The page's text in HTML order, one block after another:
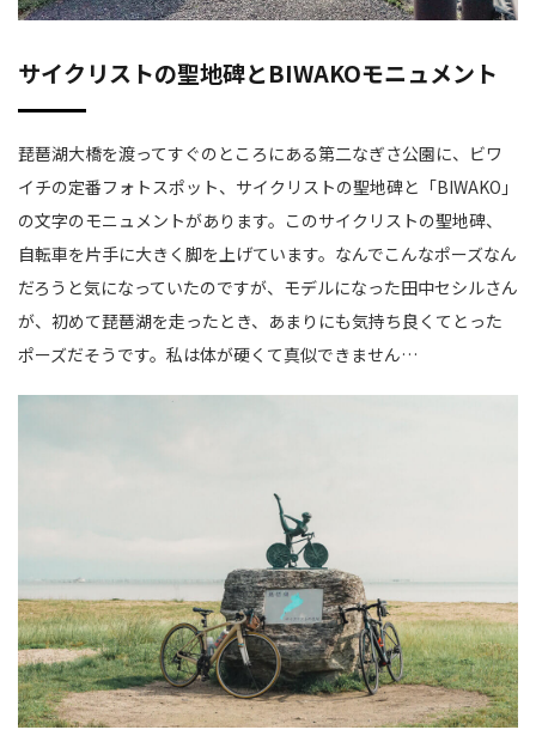
サイクリストの聖地碑とBIWAKOモニュメント
琵琶湖大橋を渡ってすぐのところにある第二なぎさ公園に、ビワ
イチの定番フォトスポット、サイクリストの聖地碑と「BIWAKO」
の文字のモニュメントがあります。このサイクリストの聖地碑、
自転車を片手に大きく脚を上げています。なんでこんなポーズなん
だろうと気になっていたのですが、モデルになった田中セシルさん
が、初めて琵琶湖を走ったとき、あまりにも気持ち良くてとった
ポーズだそうです。私は体が硬くて真似できません…